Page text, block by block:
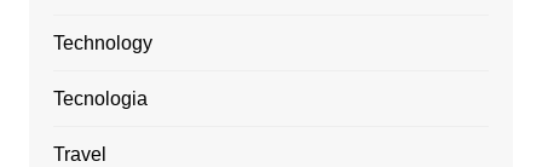
Technology
Tecnologia
Travel